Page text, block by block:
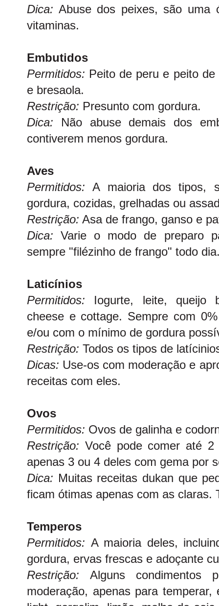
Dica: Abuse dos peixes, são uma
vitaminas.
Embutidos
Permitidos: Peito de peru e peito
e bresaola.
Restrição: Presunto com gordura.
Dica: Não abuse demais dos
contiverem menos gordura.
Aves
Permitidos:A maioria dos tipos,
gordura, cozidas, grelhadas ou
Restrição: Asa de frango, ganso e
Dica: Varie o modo de preparo
sempre "filézinho de frango" todo
Laticínios
Permitidos: Iogurte, leite, queijo
cheese e cottage. Sempre com
e/ou com o mínimo de gordura
Restrição: Todos os tipos de
Dicas: Use-os com moderação e
receitas com eles.
Ovos
Permitidos: Ovos de galinha e
Restrição: Você pode comer até
apenas 3 ou 4 deles com gema por
Dica: Muitas receitas dukan que
ficam ótimas apenas com as claras.
Temperos
Permitidos: A maioria deles,
gordura, ervas frescas e adoçante
Restrição: Alguns condimentos
moderação, apenas para